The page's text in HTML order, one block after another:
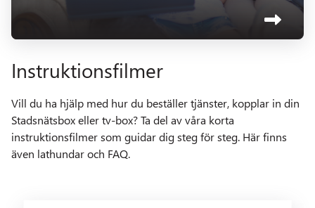
Instruktionsfilmer
Vill du ha hjälp med hur du beställer tjänster, kopplar in din
Stadsnätsbox eller tv-box? Ta del av våra korta
instruktionsfilmer som guidar dig steg för steg. Här finns
även lathundar och FAQ.